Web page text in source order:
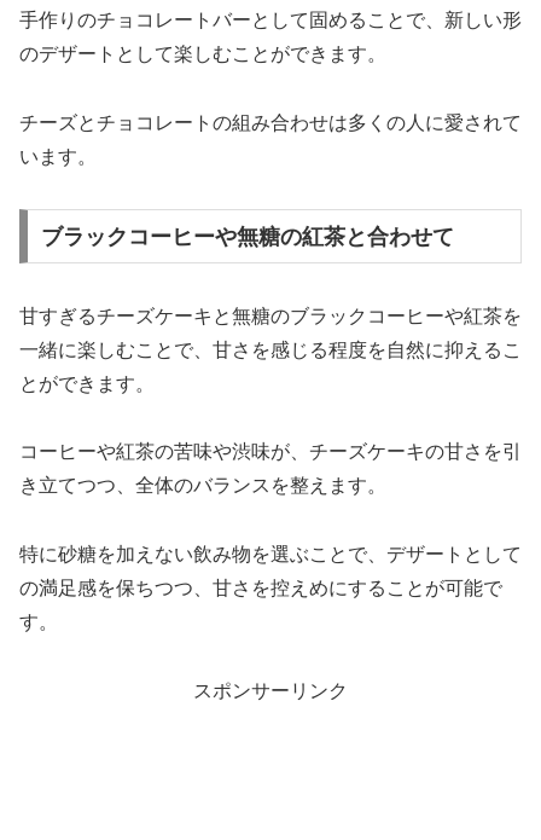
手作りのチョコレートバーとして固めることで、新しい形
のデザートとして楽しむことができます。
チーズとチョコレートの組み合わせは多くの人に愛されて
います。
ブラックコーヒーや無糖の紅茶と合わせて
甘すぎるチーズケーキと無糖のブラックコーヒーや紅茶を
一緒に楽しむことで、甘さを感じる程度を自然に抑えるこ
とができます。
コーヒーや紅茶の苦味や渋味が、チーズケーキの甘さを引
き立てつつ、全体のバランスを整えます。
特に砂糖を加えない飲み物を選ぶことで、デザートとして
の満足感を保ちつつ、甘さを控えめにすることが可能で
す。
スポンサーリンク